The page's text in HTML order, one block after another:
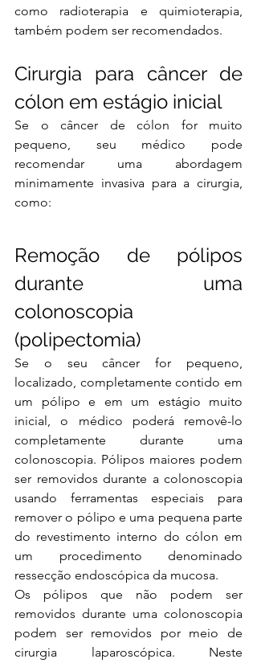
como radioterapia e quimioterapia,
também podem ser recomendados.
Cirurgia para câncer de
cólon em estágio inicial
Se o câncer de cólon for muito
pequeno, seu médico pode
recomendar uma abordagem
minimamente invasiva para a cirurgia,
como:
Remoção de pólipos
durante uma
colonoscopia
(polipectomia)
Se o seu câncer for pequeno,
localizado, completamente contido em
um pólipo e em um estágio muito
inicial, o médico poderá removê-lo
completamente durante uma
colonoscopia. Pólipos maiores podem
ser removidos durante a colonoscopia
usando ferramentas especiais para
remover o pólipo e uma pequena parte
do revestimento interno do cólon em
um procedimento denominado
ressecção endoscópica da mucosa.
Os pólipos que não podem ser
removidos durante uma colonoscopia
podem ser removidos por meio de
cirurgia laparoscópica. Neste